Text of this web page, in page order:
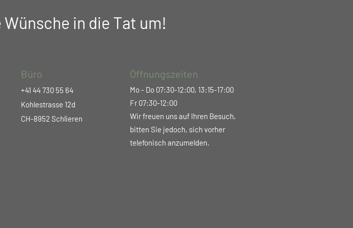
in die Tat um!
Büro
+41 44 730 55 64
Kohlestrasse 12d
CH-8952 Schlieren
Öffnungszeiten
Mo - Do 07:30-12:00, 13:15-17:00
Fr 07:30-12:00
Wir freuen uns auf Ihren Besuch,
bitten Sie jedoch, sich vorher
telefonisch anzumelden.